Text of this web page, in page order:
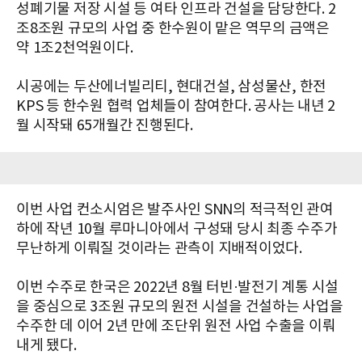
성폐기물 저장 시설 등 여타 인프라 건설을 담당한다. 2
조8조원 규모의 사업 중 한수원이 맡은 역무의 금액은
약 1조2천억원이다.
시공에는 두산에너빌리티, 현대건설, 삼성물산, 한전
KPS 등 한수원 협력 업체들이 참여한다. 공사는 내년 2
월 시작돼 65개월간 진행된다.
이번 사업 컨소시엄은 발주사인 SNN의 적극적인 관여
하에 작년 10월 루마니아에서 구성돼 당시 최종 수주가
무난하게 이뤄질 것이라는 관측이 지배적이었다.
이번 수주로 한국은 2022년 8월 터빈·발전기 계통 시설
을 중심으로 3조원 규모의 원전 시설을 건설하는 사업을
수주한 데 이어 2년 만에 조단위 원전 사업 수출을 이뤄
내게 됐다.